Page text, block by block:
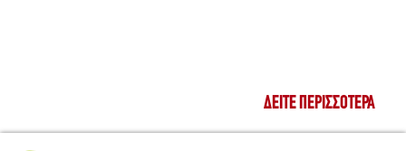
ΔΕΊΤΕ ΠΕΡΙΣΣΌΤΕΡΑ